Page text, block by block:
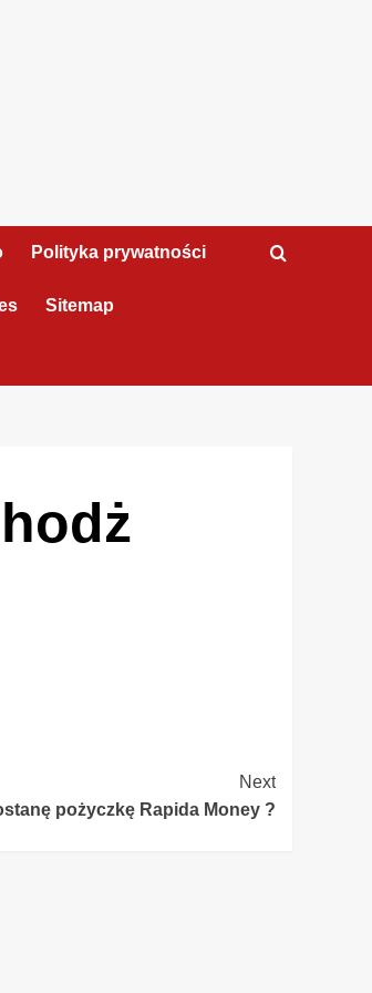
Polityka prywatności
Sitemap
Next
pożyczkę Rapida Money ?